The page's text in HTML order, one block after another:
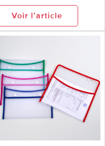
Voir l’article